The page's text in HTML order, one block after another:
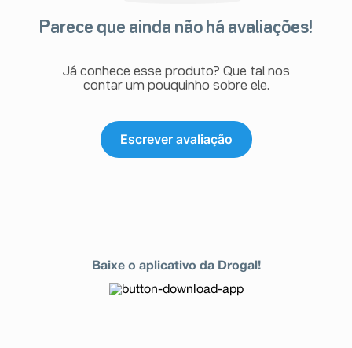
Parece que ainda não há avaliações!
Já conhece esse produto? Que tal nos
contar um pouquinho sobre ele.
Escrever avaliação
Baixe o aplicativo da Drogal!